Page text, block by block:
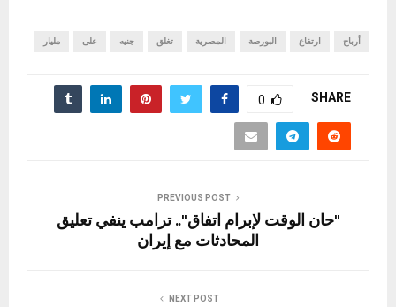
أرباح ارتفاع البورصة المصرية تغلق جنيه على مليار
SHARE
0
PREVIOUS POST
"حان الوقت لإبرام اتفاق".. ترامب ينفي تعليق
المحادثات مع إيران
NEXT POST